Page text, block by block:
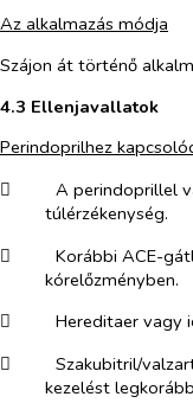
Az alkalmazás módja
Szájon át történő
4.3 Ellenjavallatok
Perindoprilhez
​
A perindoprillel
túlérzékenység.
​
Korábbi ACE-
kórelőzményben.
​
Hereditaer vagy
​
Szakubitril/
kezelést